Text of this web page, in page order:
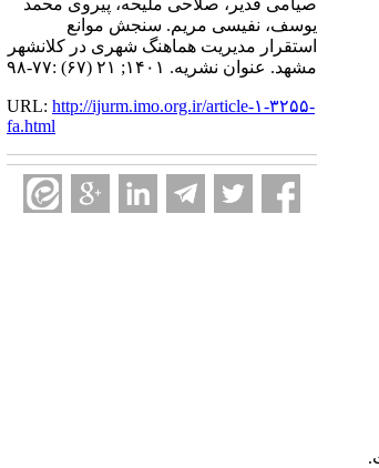
صیامی قدیر، صلاحی ملیحه، پیروی محمد
یوسف، نفیسی مریم. سنجش موانع
استقرار مدیریت هماهنگ شهری در کلانشهر
مشهد. عنوان نشریه. ۱۴۰۱; ۲۱ (۶۷) :۷۷-۹۸
URL: http://ijurm.imo.org.ir/article-۱-۳۲۵۵-
fa.html